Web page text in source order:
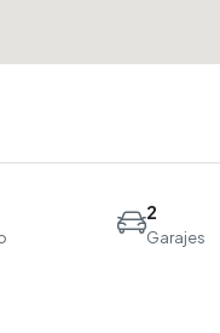
2
Garajes